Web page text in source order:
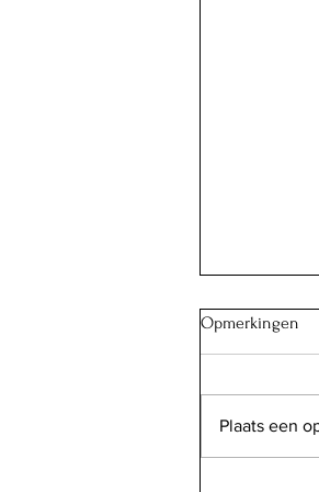
Opmerkingen
Plaats een